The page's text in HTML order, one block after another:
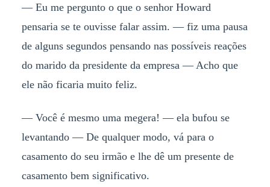
— Eu me pergunto o que o senhor Howard
pensaria se te ouvisse falar assim. — fiz uma pausa
de alguns segundos pensando nas possíveis reações
do marido da presidente da empresa — Acho que
ele não ficaria muito feliz.
— Você é mesmo uma megera! — ela bufou se
levantando — De qualquer modo, vá para o
casamento do seu irmão e lhe dê um presente de
casamento bem significativo.